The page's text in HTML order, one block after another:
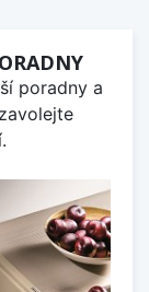
poradny a